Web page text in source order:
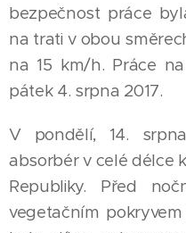
bezpečnost práce
na trati v obou
na 15 km/h. Práce
pátek 4. srpna 2017.
V pondělí, 14.
absorbér v celé délce
Republiky. Před
vegetačním